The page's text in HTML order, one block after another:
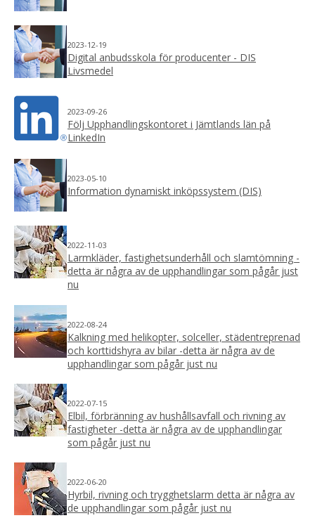
2023-12-19
Digital anbudsskola för producenter - DIS
Livsmedel
2023-09-26
Följ Upphandlingskontoret i Jämtlands län på
LinkedIn
2023-05-10
Information dynamiskt inköpssystem (DIS)
2022-11-03
Larmkläder, fastighetsunderhåll och slamtömning -
detta är några av de upphandlingar som pågår just
nu
2022-08-24
Kalkning med helikopter, solceller, städentreprenad
och korttidshyra av bilar -detta är några av de
upphandlingar som pågår just nu
2022-07-15
Elbil, förbränning av hushållsavfall och rivning av
fastigheter -detta är några av de upphandlingar
som pågår just nu
2022-06-20
Hyrbil, rivning och trygghetslarm detta är några av
de upphandlingar som pågår just nu